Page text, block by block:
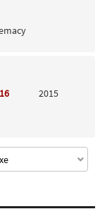
2015